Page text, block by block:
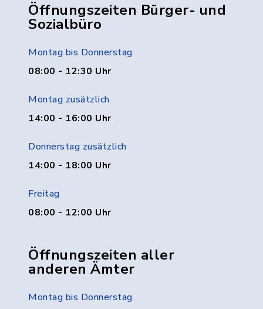
Öffnungszeiten Bürger- und
Sozialbüro
Montag bis Donnerstag
08:00 - 12:30 Uhr
Montag zusätzlich
14:00 - 16:00 Uhr
Donnerstag zusätzlich
14:00 - 18:00 Uhr
Freitag
08:00 - 12:00 Uhr
Öffnungszeiten aller
anderen Ämter
Montag bis Donnerstag